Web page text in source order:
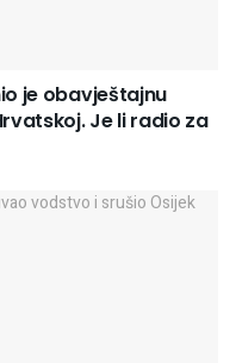
je obavještajnu
Je li radio za